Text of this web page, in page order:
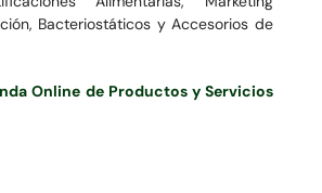
Bacteriostáticos y Accesorios de
Online de Productos y Servicios